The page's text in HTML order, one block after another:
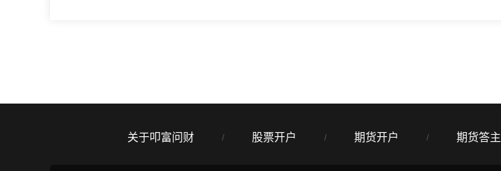
关于叩富问财 / 股票开户 / 期货开户 / 期货答主